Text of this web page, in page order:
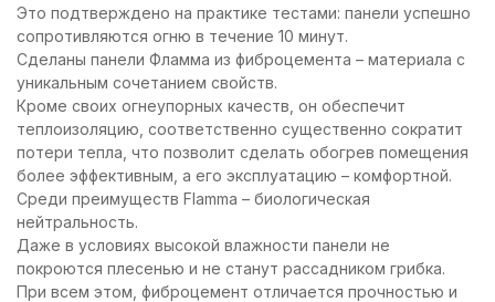
Это подтверждено на практике тестами: панели успешно
сопротивляются огню в течение 10 минут.
Сделаны панели Фламма из фиброцемента – материала с
уникальным сочетанием свойств.
Кроме своих огнеупорных качеств, он обеспечит
теплоизоляцию, соответственно существенно сократит
потери тепла, что позволит сделать обогрев помещения
более эффективным, а его эксплуатацию – комфортной.
Среди преимуществ Flamma – биологическая
нейтральность.
Даже в условиях высокой влажности панели не
покроются плесенью и не станут рассадником грибка.
При всем этом, фиброцемент отличается прочностью и